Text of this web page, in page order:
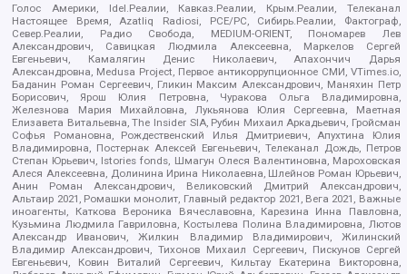
Голос Америки, Idel.Реалии, Кавказ.Реалии, Крым.Реалии, Телеканал
Настоящее Время, Azatliq Radiosi, PCE/PC, Сибирь.Реалии, Фактограф,
Север.Реалии, Радио Свобода, MEDIUM-ORIENT, Пономарев Лев
Александрович, Савицкая Людмила Алексеевна, Маркелов Сергей
Евгеньевич, Камалягин Денис Николаевич, Апахончич Дарья
Александровна, Medusa Project, Первое антикоррупционное СМИ, VTimes.io,
Баданин Роман Сергеевич, Гликин Максим Александрович, Маняхин Петр
Борисович, Ярош Юлия Петровна, Чуракова Ольга Владимировна,
Железнова Мария Михайловна, Лукьянова Юлия Сергеевна, Маетная
Елизавета Витальевна, The Insider SIA, Рубин Михаил Аркадьевич, Гройсман
Софья Романовна, Рождественский Илья Дмитриевич, Апухтина Юлия
Владимировна, Постернак Алексей Евгеньевич, Телеканал Дождь, Петров
Степан Юрьевич, Istories fonds, Шмагун Олеся Валентиновна, Мароховская
Алеся Алексеевна, Долинина Ирина Николаевна, Шлейнов Роман Юрьевич,
Анин Роман Александрович, Великовский Дмитрий Александрович,
Альтаир 2021, Ромашки монолит, Главный редактор 2021, Вега 2021, Важные
иноагенты, Каткова Вероника Вячеславовна, Карезина Инна Павловна,
Кузьмина Людмила Гавриловна, Костылева Полина Владимировна, Лютов
Александр Иванович, Жилкин Владимир Владимирович, Жилинский
Владимир Александрович, Тихонов Михаил Сергеевич, Пискунов Сергей
Евгеньевич, Ковин Виталий Сергеевич, Кильтау Екатерина Викторовна,